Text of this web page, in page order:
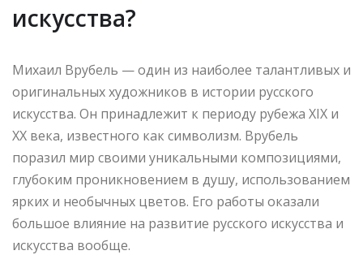
искусства?
Михаил Врубель — один из наиболее талантливых и
оригинальных художников в истории русского
искусства. Он принадлежит к периоду рубежа XIX и
XX века, известного как символизм. Врубель
поразил мир своими уникальными композициями,
глубоким проникновением в душу, использованием
ярких и необычных цветов. Его работы оказали
большое влияние на развитие русского искусства и
искусства вообще.